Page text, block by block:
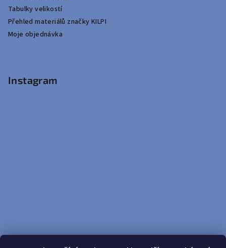
Tabulky velikostí
Přehled materiálů značky KILPI
Moje objednávka
Instagram